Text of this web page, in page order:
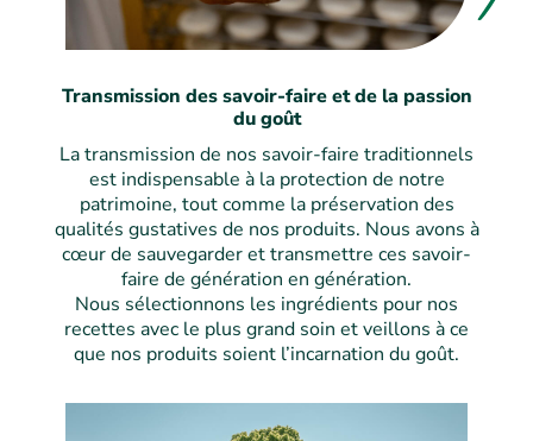
Transmission des savoir-faire et de la passion
du goût
La transmission de nos savoir-faire traditionnels
est indispensable à la protection de notre
patrimoine, tout comme la préservation des
qualités gustatives de nos produits. Nous avons à
cœur de sauvegarder et transmettre ces savoir-
faire de génération en génération.
Nous sélectionnons les ingrédients pour nos
recettes avec le plus grand soin et veillons à ce
que nos produits soient l’incarnation du goût.